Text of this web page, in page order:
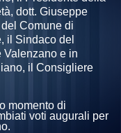
dott. Giuseppe
Comune di
il Sindaco del
Valenzano e in
il Consigliere
momento di
voti augurali per